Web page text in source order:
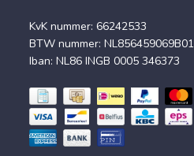
KvK nummer: 66242533
BTW nummer: NL856459069B01
Iban: NL86 INGB 0005 346373